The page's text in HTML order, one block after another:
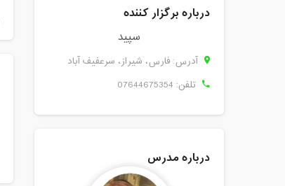
درباره برگزار کننده
سپید
آدرس: فارس، شيراز، سرعفیف آباد
تلفن: 07644675354
درباره مدرس